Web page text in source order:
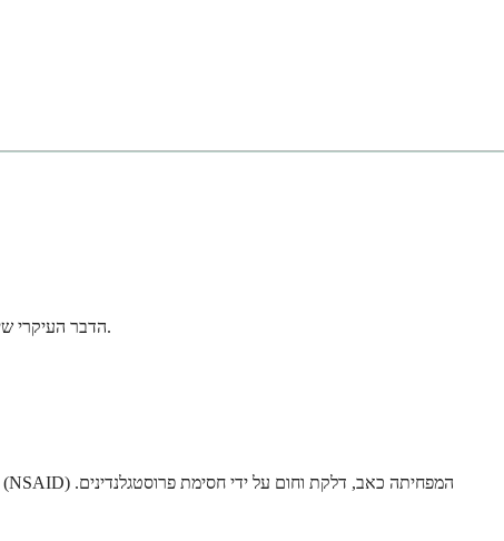
• הדבר העיקרי שיש לשים לב אליו הוא גירוי בקיבה, מכיוון ששתי התרופות עלולות להשפיע על מערכת העיכול באופן עצמאי, ונטילתן יחד עלולה להגביר את הסיכון לכך.